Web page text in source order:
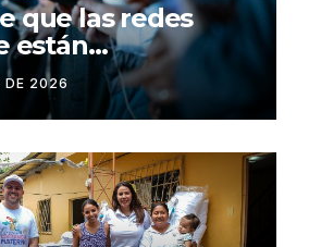
que las redes
están
DE 2026